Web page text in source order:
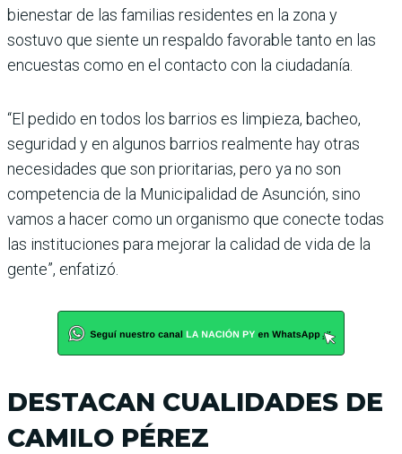
bienestar de las familias residentes en la zona y
sostuvo que siente un respaldo favorable tanto en las
encuestas como en el contacto con la ciudadanía.
“El pedido en todos los barrios es limpieza, bacheo,
seguridad y en algunos barrios realmente hay otras
necesidades que son prioritarias, pero ya no son
competencia de la Municipalidad de Asunción, sino
vamos a hacer como un organismo que conecte todas
las instituciones para mejorar la calidad de vida de la
gente”, enfatizó.
DESTACAN CUALIDADES DE
CAMILO PÉREZ